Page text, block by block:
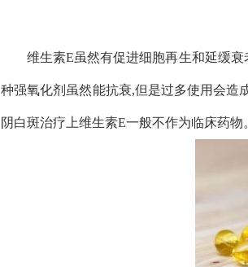
维生素E虽然有促进细胞再生和延缓
种强氧化剂虽然能抗衰,但是过多使用会造
阴白斑治疗上维生素E一般不作为临床药物